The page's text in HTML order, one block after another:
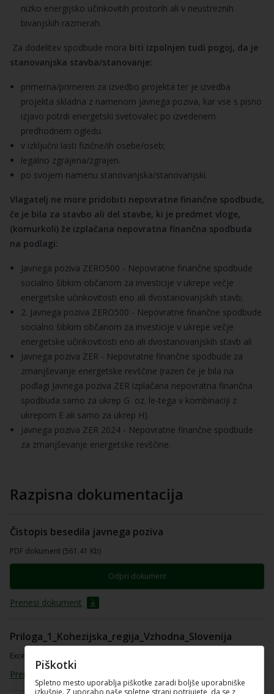
nizko energijsko učinkovitih prostorih ali v neustreznih
bivanjskih razmerah.
Za dodelitev spodbude mora biti izpolnjen tudi pogoj, da je
stanovanjska stavba/stanovanje:
primerna/primeren za izvedbo projekta ter je izvedba
projekta skladna z namenom javnega poziva, kar vse s pisno
izjavo potrdi energetski svetovalec po izvedenem
predhodnem ogledu.
v izključni lasti fizične/ih osebe/oseb;
legalno zgrajena/zgrajen.
po svojem namenu stanovanjska/stanovanjski.
Vlagatelj ne more pridobiti nepovratne finančne spodbude,
če je bila za stavbo ali del stavbe, ki je predmet vloge,
(komurkoli) že izplačana nepovratna finančna spodbuda
na podlagi:
Javnega poziva ZERO500 - Nepovratne finančne spodbude
socialno šibkim občanom za investicije v ukrepe večje
energetske učinkovitosti eno ali dvostanovanjskih stavb;
2. Javnega poziva ZERO500 - Nepovratne finančne spodbude
socialno šibkim občanom za investicije v ukrepe večje
energetske učinkovitosti eno ali dvostanovanjskih stavb ali
Javnega poziva ZER - Nepovratne finančne spodbude za
zmanjševanje energetske revščine (razen če je bila na
podlagi Javnega poziva ZER izplačana nepovratna finančna
spodbuda samo za ukrep G oz. le-tega v kombinaciji z
ukrepom E ali samo za ukrep H).
Javnega poziva ZER 2024 - Nepovratne finančne spodbude
za zmanjševanje energetske revščine.
Razpisna dokumentacija
Čistopis besedila javnega poziva
PDF dokument (561.41 Kb)
Odpri dokument
Prenesi dokument
Priloga_1_Kohezijska_regija_Vzhodna_Slovenija
Excel preglednica (17.73 Kb)
Prenesi dokument
Piškotki
Spletno mesto uporablja piškotke zaradi boljše uporabniške
izkušnje. Z uporabo naše spletne strani potrjujete, da se z